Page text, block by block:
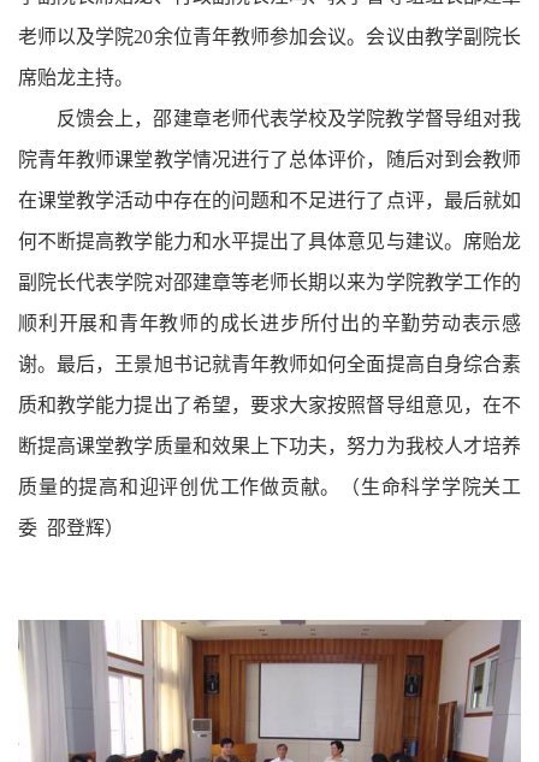
老师以及学院20余位青年教师参加会议。会议由教学副院长
席贻龙主持。
反馈会上，邵建章老师代表学校及学院教学督导组对我
院青年教师课堂教学情况进行了总体评价，随后对到会教师
在课堂教学活动中存在的问题和不足进行了点评，最后就如
何不断提高教学能力和水平提出了具体意见与建议。席贻龙
副院长代表学院对邵建章等老师长期以来为学院教学工作的
顺利开展和青年教师的成长进步所付出的辛勤劳动表示感
谢。最后，王景旭书记就青年教师如何全面提高自身综合素
质和教学能力提出了希望，要求大家按照督导组意见，在不
断提高课堂教学质量和效果上下功夫，努力为我校人才培养
质量的提高和迎评创优工作做贡献。（生命科学学院关工
委 邵登辉）